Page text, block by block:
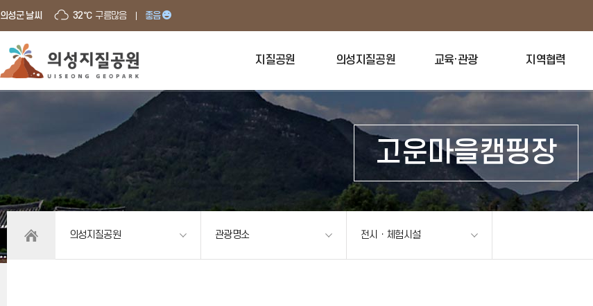
의성군 날씨 32℃ 구름많음 좋음
지질공원 의성지질공원 교육·관광 지역협력
고운마을캠핑장
의성지질공원 관광명소 전시ㆍ체험시설